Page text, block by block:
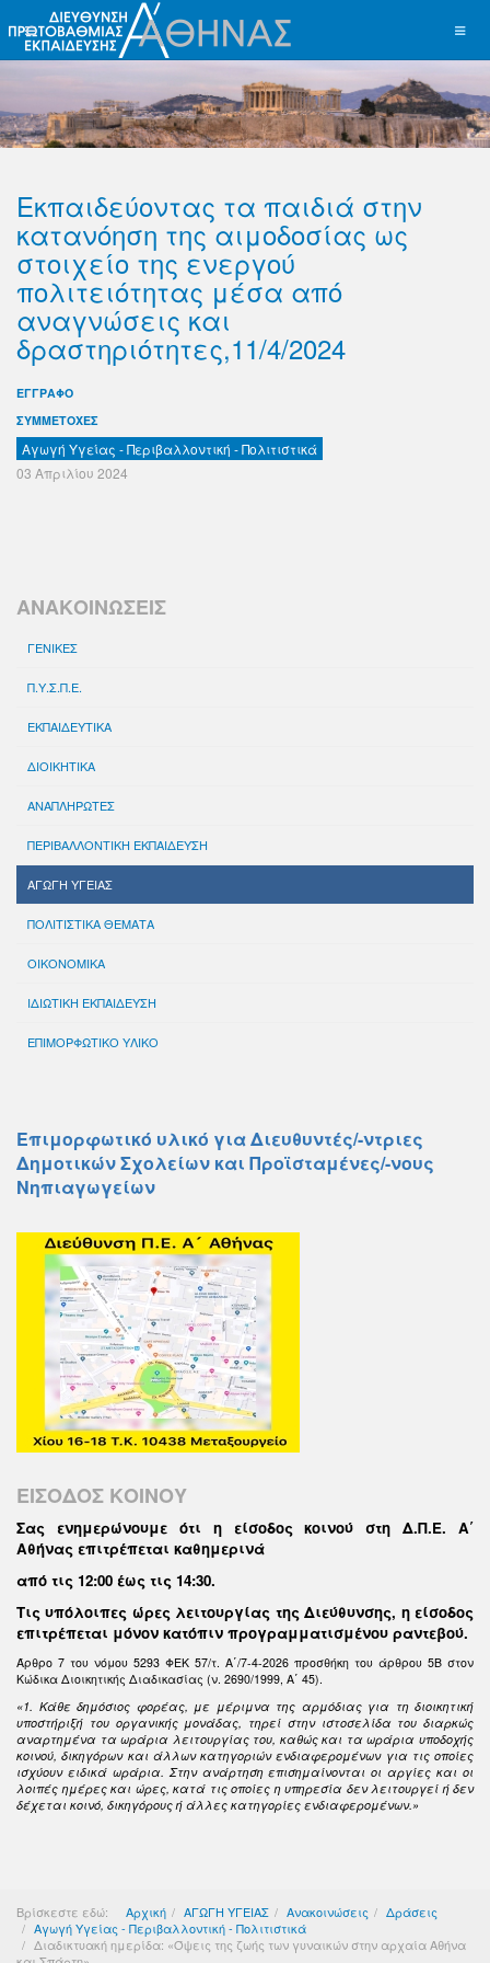
Εκπαιδεύοντας τα παιδιά στην
κατανόηση της αιμοδοσίας ως
στοιχείο της ενεργού
πολιτειότητας μέσα από
αναγνώσεις και
δραστηριότητες,11/4/2024
ΕΓΓΡΑΦΟ
ΣΥΜΜΕΤΟΧΕΣ
Αγωγή Υγείας - Περιβαλλοντική - Πολιτιστικά
03 Απριλίου 2024
ΑΝΑΚΟΙΝΩΣΕΙΣ
ΓΕΝΙΚΕΣ
Π.Υ.Σ.Π.Ε.
ΕΚΠΑΙΔΕΥΤΙΚΑ
ΔΙΟΙΚΗΤΙΚΑ
ΑΝΑΠΛΗΡΩΤΕΣ
ΠΕΡΙΒΑΛΛΟΝΤΙΚΗ ΕΚΠΑΙΔΕΥΣΗ
ΑΓΩΓΗ ΥΓΕΙΑΣ
ΠΟΛΙΤΙΣΤΙΚΑ ΘΕΜΑΤΑ
ΟΙΚΟΝΟΜΙΚΑ
ΙΔΙΩΤΙΚΗ ΕΚΠΑΙΔΕΥΣΗ
ΕΠΙΜΟΡΦΩΤΙΚΟ ΥΛΙΚΟ
Επιμορφωτικό υλικό για Διευθυντές/-ντριες
Δημοτικών Σχολείων και Προϊσταμένες/-νους
Νηπιαγωγείων
ΕΙΣΟΔΟΣ ΚΟΙΝΟΥ
Σας ενημερώνουμε ότι η είσοδος κοινού στη Δ.Π.Ε. Α΄
Αθήνας επιτρέπεται καθημερινά
από τις 12:00 έως τις 14:30.
Τις υπόλοιπες ώρες λειτουργίας της Διεύθυνσης, η είσοδος
επιτρέπεται μόνον κατόπιν προγραμματισμένου ραντεβού.
Άρθρο 7 του νόμου 5293 ΦΕΚ 57/τ. Α΄/7-4-2026 προσθήκη του άρθρου 5Β στον
Κώδικα Διοικητικής Διαδικασίας (ν. 2690/1999, Α΄ 45).
«1. Κάθε δημόσιος φορέας, με μέριμνα της αρμόδιας για τη διοικητική
υποστήριξή του οργανικής μονάδας, τηρεί στην ιστοσελίδα του διαρκώς
αναρτημένα τα ωράρια λειτουργίας του, καθώς και τα ωράρια υποδοχής
κοινού, δικηγόρων και άλλων κατηγοριών ενδιαφερομένων για τις οποίες
ισχύουν ειδικά ωράρια. Στην ανάρτηση επισημαίνονται οι αργίες και οι
λοιπές ημέρες και ώρες, κατά τις οποίες η υπηρεσία δεν λειτουργεί ή δεν
δέχεται κοινό, δικηγόρους ή άλλες κατηγορίες ενδιαφερομένων.»
Βρίσκεστε εδώ: Αρχική ΑΓΩΓΗ ΥΓΕΙΑΣ Ανακοινώσεις
Δράσεις
Αγωγή Υγείας - Περιβαλλοντική - Πολιτιστικά
Διαδικτυακή ημερίδα: «Όψεις της ζωής των γυναικών στην αρχαία Αθήνα